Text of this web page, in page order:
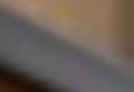
该奖学金适用于
奖学金无需申请